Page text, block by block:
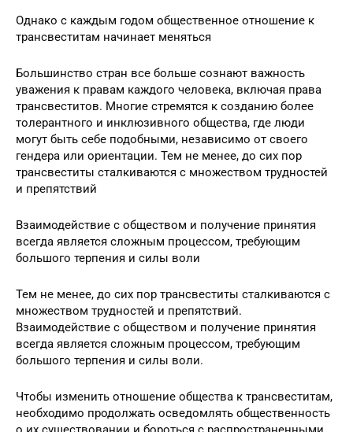
Однако с каждым годом общественное отношение к
трансвеститам начинает меняться
Большинство стран все больше сознают важность
уважения к правам каждого человека, включая права
трансвеститов. Многие стремятся к созданию более
толерантного и инклюзивного общества, где люди
могут быть себе подобными, независимо от своего
гендера или ориентации. Тем не менее, до сих пор
трансвеститы сталкиваются с множеством трудностей
и препятствий
Взаимодействие с обществом и получение принятия
всегда является сложным процессом, требующим
большого терпения и силы воли
Тем не менее, до сих пор трансвеститы сталкиваются с
множеством трудностей и препятствий.
Взаимодействие с обществом и получение принятия
всегда является сложным процессом, требующим
большого терпения и силы воли.
Чтобы изменить отношение общества к трансвеститам,
необходимо продолжать осведомлять общественность